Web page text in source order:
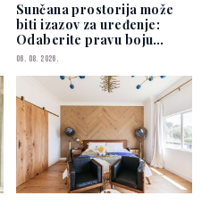
Sunčana prostorija može
biti izazov za uređenje:
Odaberite pravu boju
zidova
06. 08. 2026.